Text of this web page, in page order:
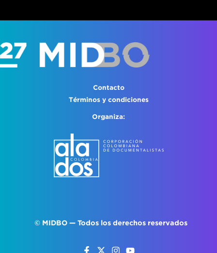
Contacto
Términos y condiciones
Organiza:
© MIDBO — Todos los derechos reservados